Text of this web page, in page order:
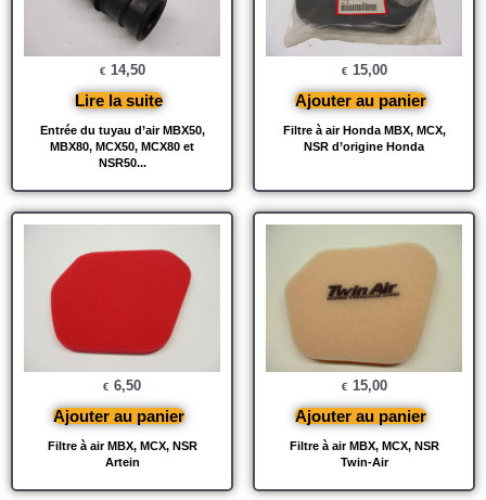
Entrée du tuyau d’air MBX50,
MBX80, MCX50, MCX80 et
NSR50...
€ 14,50
Lire la suite
Filtre à air Honda MBX, MCX,
NSR d’origine Honda
€ 15,00
Ajouter au panier
Filtre à air MBX, MCX, NSR
Artein
€ 6,50
Ajouter au panier
Filtre à air MBX, MCX, NSR
Twin-Air
€ 15,00
Ajouter au panier